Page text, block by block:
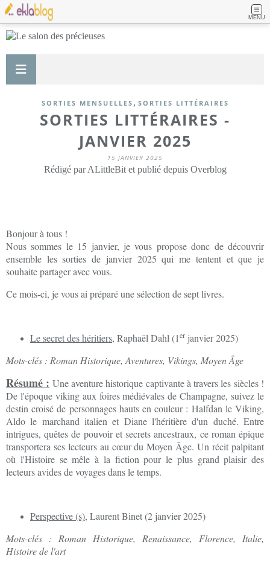
MENU
SORTIES MENSUELLES , SORTIES LITTÉRAIRES
SORTIES LITTÉRAIRES -
JANVIER 2025
15 JANVIER 2025
Rédigé par ALittleBit et publié depuis Overblog
Bonjour à tous !
Nous sommes le 15 janvier, je vous propose donc de découvrir
ensemble les sorties de janvier 2025 qui me tentent et que je
souhaite partager avec vous.
Ce mois-ci, je vous ai préparé une sélection de sept livres.
Le secret des héritiers, Raphaël Dahl (1er janvier 2025)
Mots-clés : Roman Historique, Aventures, Vikings, Moyen Âge
Résumé : Une aventure historique captivante à travers les siècles !
De l'époque viking aux foires médiévales de Champagne, suivez le
destin croisé de personnages hauts en couleur : Halfdan le Viking,
Aldo le marchand italien et Diane l'héritière d'un duché. Entre
intrigues, quêtes de pouvoir et secrets ancestraux, ce roman épique
transportera ses lecteurs au cœur du Moyen Âge. Un récit palpitant
où l'Histoire se mêle à la fiction pour le plus grand plaisir des
lecteurs avides de voyages dans le temps.
Perspective (s), Laurent Binet (2 janvier 2025)
Mots-clés : Roman Historique, Renaissance, Florence, Italie,
Histoire de l'art